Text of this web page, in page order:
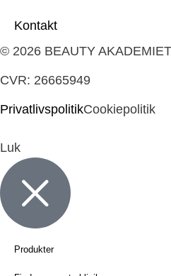
Kontakt
© 2026 BEAUTY
CVR: 26665949
PrivatlivspolitikCookiepolitik
Luk
Produkter